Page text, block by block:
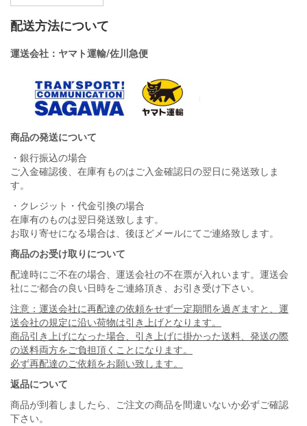
配送方法について
運送会社：ヤマト運輸/佐川急便
商品の発送について
・銀行振込の場合
ご入金確認後、在庫有ものはご入金確認日の翌日に発送致しま
す。
・クレジット・代金引換の場合
在庫有のものは翌日発送致します。
お取り寄せになる場合は、後ほどメールにてご連絡致します。
商品のお受け取りについて
配達時にご不在の場合、運送会社の不在票が入れいます。運送会
社にご都合の良い日時をご連絡頂き、お引き受け下さい。
注意：運送会社に再配達の依頼をせず一定期間を過ぎますと、運
送会社の規定に沿い荷物は引き上げとなります。
商品引き上げになった場合、引き上げに掛かった送料、発送の際
の送料両方をご負担頂くことになります。
必ず再配達のご依頼をお願い致します。
返品について
商品が到着しましたら、ご注文の商品を間違いないか必ずご確認
下さい。